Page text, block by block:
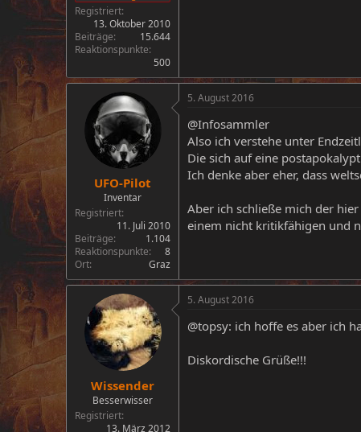
Registriert
13. Oktober 2010
Beiträge
15.644
Reaktionspunkte
500
UFO-Pilot
Inventar
Registriert
11. Juli 2010
Beiträge
1.104
Reaktionspunkte
8
Ort
Graz
5. August 2016
@Infosammler
Also ich verstehe unter
Die sich auf eine
Ich denke aber eher, dass
Aber ich schließe mich der
einem nicht kritikfähigen und
Wissender
Besserwisser
Registriert
13. März 2012
5. August 2016
@topsy: ich hoffe es aber ich
Diskordische Grüße!!!